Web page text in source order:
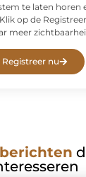
te laten horen
op de
meer
Registreer nu